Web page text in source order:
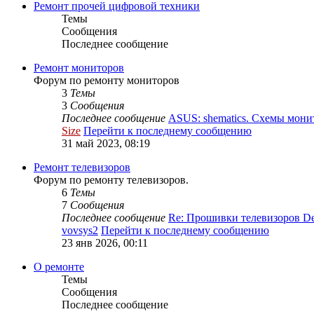
Ремонт прочей цифровой техники
Темы
Сообщения
Последнее сообщение
Ремонт мониторов
Форум по ремонту мониторов
3 Темы
3 Сообщения
Последнее сообщение ASUS: shematics. Схемы
Size Перейти к последнему сообщению
31 май 2023, 08:19
Ремонт телевизоров
Форум по ремонту телевизоров.
6 Темы
7 Сообщения
Последнее сообщение Re: Прошивки телевизоров
vovsys2 Перейти к последнему сообщению
23 янв 2026, 00:11
О ремонте
Темы
Сообщения
Последнее сообщение